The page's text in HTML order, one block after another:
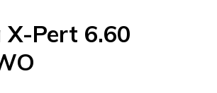
X-Pert 6.60